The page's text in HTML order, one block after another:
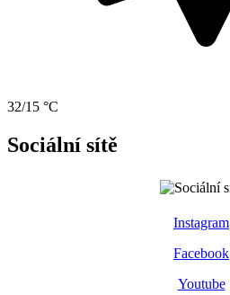
32/15 °C
Sociální sítě
Instagram
Facebook
Youtube